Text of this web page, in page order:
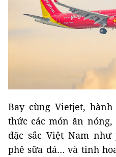
Bay cùng Vietjet,
thức các món ăn
đặc sắc Việt Nam
phê sữa đá… và tinh